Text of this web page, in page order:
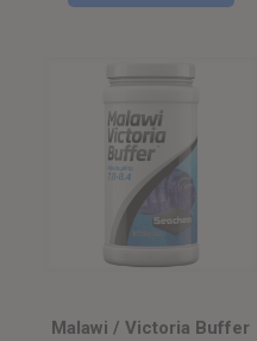
Malawi / Victoria Buffer